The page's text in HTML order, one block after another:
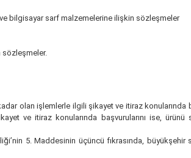
ve bilgisayar sarf malzemelerine ilişkin sözleşmeler
sözleşmeler.
olan işlemlerle ilgili şikayet ve itiraz konularında
ve itiraz konularında başvurularını ise, ürünü
5. Maddesinin üçüncü fıkrasında,